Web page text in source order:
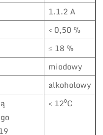
1.1.2 A
< 0,50 %
≤ 18 %
miodowy
alkoholowy
< 12⁰C